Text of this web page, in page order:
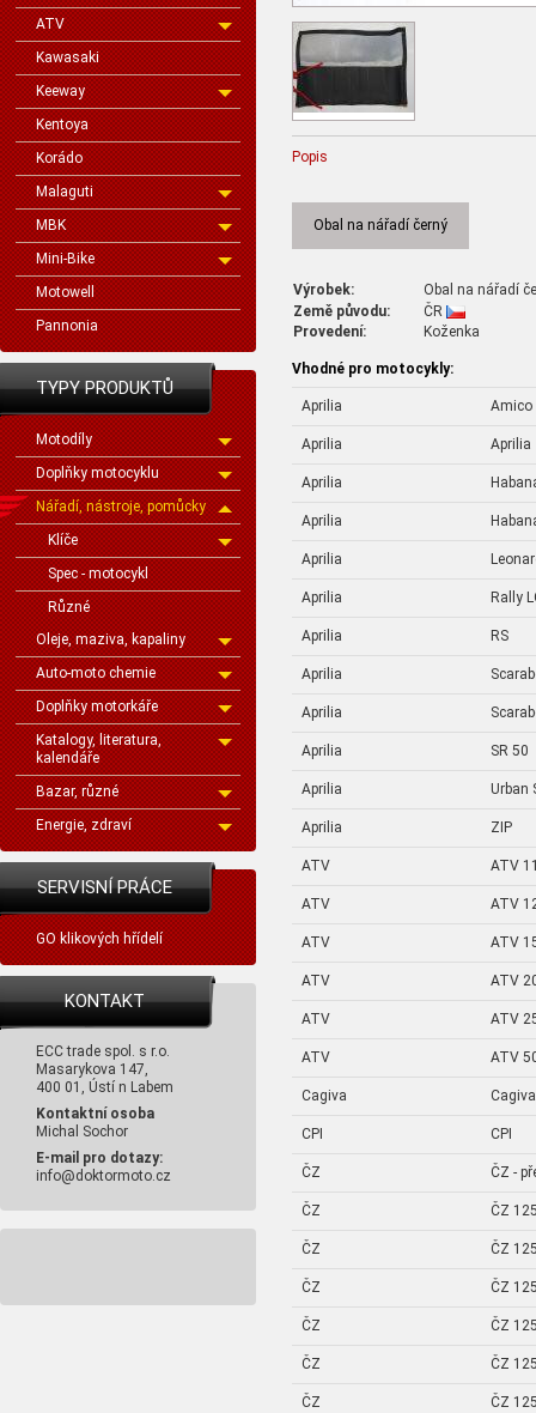
ATV
Kawasaki
Keeway
Kentoya
Korádo
Malaguti
MBK
Mini-Bike
Motowell
Pannonia
TYPY PRODUKTŮ
Motodíly
Doplňky motocyklu
Nářadí, nástroje, pomůcky
Klíče
Spec - motocykl
Různé
Oleje, maziva, kapaliny
Auto-moto chemie
Doplňky motorkáře
Katalogy, literatura,
kalendáře
Bazar, různé
Energie, zdraví
SERVISNÍ PRÁCE
GO klikových hřídelí
KONTAKT
ECC trade spol. s r.o.
Masarykova 147,
400 01, Ústí n Labem
Kontaktní osoba
Michal Sochor
E-mail pro dotazy:
info@doktormoto.cz
Popis
Obal na nářadí černý
Výrobek:
Obal na nářadí
Země původu:
ČR
Provedení:
Koženka
Vhodné pro motocykly:
Aprilia Amico
Aprilia Aprilia
Aprilia
Aprilia
Aprilia
Aprilia Rally
Aprilia RS
Aprilia
Aprilia
Aprilia SR 50
Aprilia Urban
Aprilia ZIP
ATV ATV
ATV ATV
ATV ATV
ATV ATV
ATV ATV
ATV ATV
Cagiva Cagiva
CPI CPI
ČZ ČZ -
ČZ ČZ
ČZ ČZ
ČZ ČZ
ČZ ČZ
ČZ ČZ
ČZ ČZ